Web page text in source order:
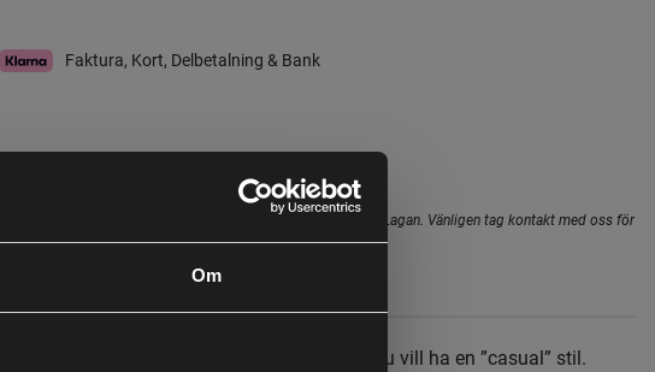
Om
Faktura, Kort, Delbetalning & Bank
Observera att webshopens lager inte alltid gäller för butiken i Lagan. Vänligen tag kontakt med oss för
aktuell lagerstatus i butik
Snygg och multifunktionell vardagsbyxa då du vill ha en ”casual” stil.